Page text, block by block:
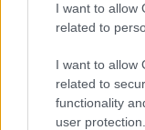
I want to allow
related to
I want to allow
related to
functionality
user protection.
Kaszás
2020. június 23.